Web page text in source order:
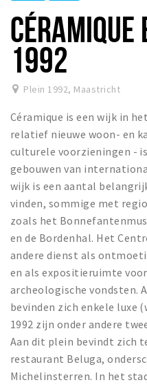
Parkeren
Bezienswaardigheden
Musea, theaters & podia
Uitjes & activiteiten
Toeristische routes
Natuurgebieden
Baroniepoorten
Andere City Apps
CÉRAMIQUE
1992
Plein 1992, Maastricht
Céramique is een wijk in
relatief nieuwe woon- en
culturele voorzieningen -
gebouwen van
wijk is een aantal
vinden, sommige met
zoals het
en de Bordenhal. Het
andere dienst als
en als expositieruimte
archeologische vondsten.
bevinden zich enkele luxe
1992 zijn onder andere
Aan dit plein bevindt zich
restaurant Beluga,
Michelinsterren. In het